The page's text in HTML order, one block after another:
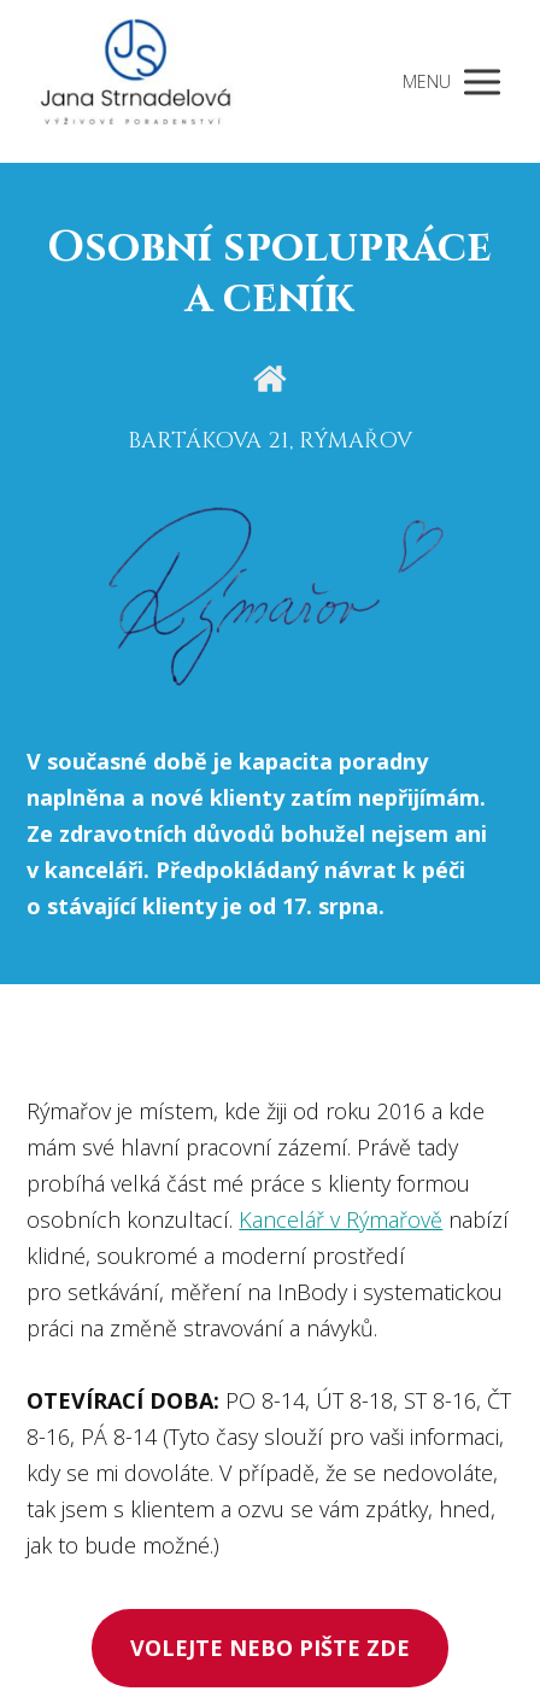
MENU
Osobní spolupráce
a ceník
BARTÁKOVA 21, RÝMAŘOV
V současné době je kapacita poradny
naplněna a nové klienty zatím nepřijímám.
Ze zdravotních důvodů bohužel nejsem ani
v kanceláři. Předpokládaný návrat k péči
o stávající klienty je od 17. srpna.
Rýmařov je místem, kde žiji od roku 2016 a kde
mám své hlavní pracovní zázemí. Právě tady
probíhá velká část mé práce s klienty formou
osobních konzultací. Kancelář v Rýmařově nabízí
klidné, soukromé a moderní prostředí
pro setkávání, měření na InBody i systematickou
práci na změně stravování a návyků.
OTEVÍRACÍ DOBA: PO 8-14, ÚT 8-18, ST 8-16, ČT
8-16, PÁ 8-14 (Tyto časy slouží pro vaši informaci,
kdy se mi dovoláte. V případě, že se nedovoláte,
tak jsem s klientem a ozvu se vám zpátky, hned,
jak to bude možné.)
VOLEJTE NEBO PIŠTE ZDE